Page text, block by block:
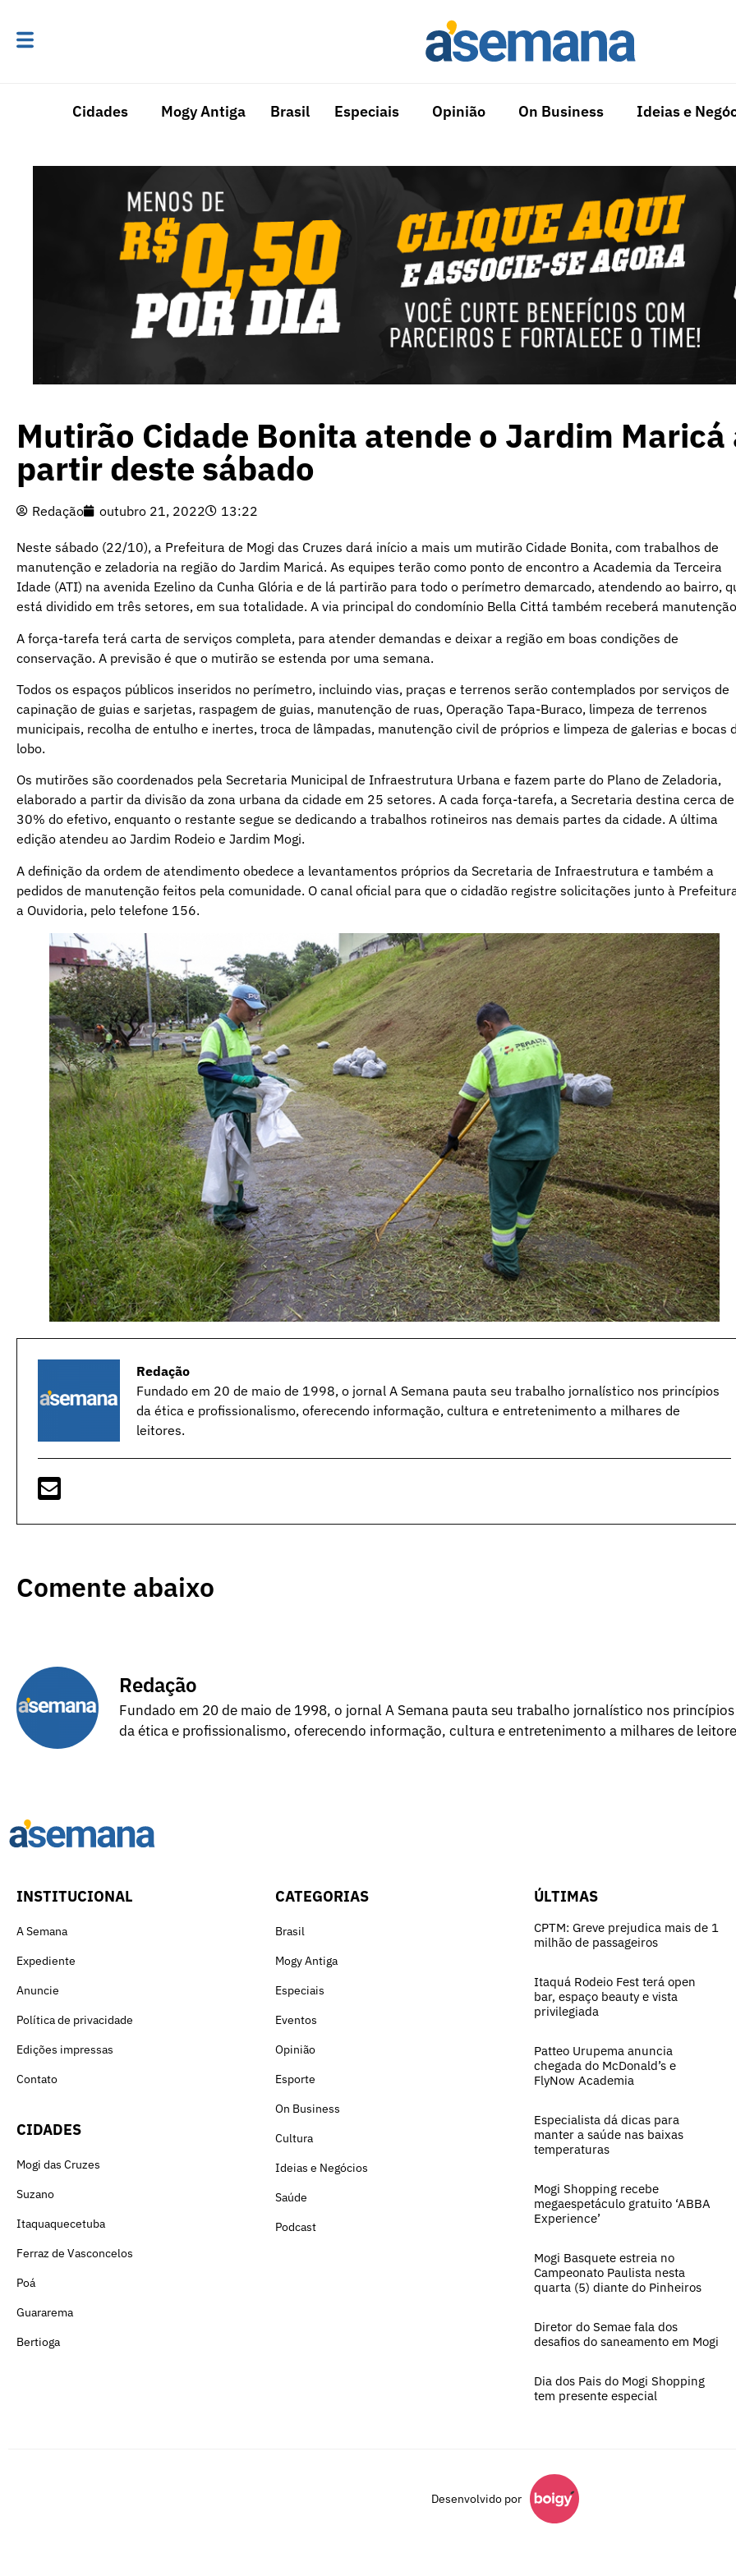
Cidades Mogy Antiga Brasil Especiais Opinião On Business Ideias e
Mutirão Cidade Bonita atende o Jardim Maricá
partir deste sábado
Redação outubro 21, 2022 13:22
Neste sábado (22/10), a Prefeitura de Mogi das Cruzes dará início a mais um mutirão Cidade Bonita, com trabalhos de
manutenção e zeladoria na região do Jardim Maricá. As equipes terão como ponto de encontro a Academia da Terceira
Idade (ATI) na avenida Ezelino da Cunha Glória e de lá partirão para todo o perímetro demarcado, atendendo ao bairro,
está dividido em três setores, em sua totalidade. A via principal do condomínio Bella Cittá também receberá
A força-tarefa terá carta de serviços completa, para atender demandas e deixar a região em boas condições de
conservação. A previsão é que o mutirão se estenda por uma semana.
Todos os espaços públicos inseridos no perímetro, incluindo vias, praças e terrenos serão contemplados por serviços de
capinação de guias e sarjetas, raspagem de guias, manutenção de ruas, Operação Tapa-Buraco, limpeza de terrenos
municipais, recolha de entulho e inertes, troca de lâmpadas, manutenção civil de próprios e limpeza de galerias e bocas
lobo.
Os mutirões são coordenados pela Secretaria Municipal de Infraestrutura Urbana e fazem parte do Plano de Zeladoria,
elaborado a partir da divisão da zona urbana da cidade em 25 setores. A cada força-tarefa, a Secretaria destina cerca de
30% do efetivo, enquanto o restante segue se dedicando a trabalhos rotineiros nas demais partes da cidade. A última
edição atendeu ao Jardim Rodeio e Jardim Mogi.
A definição da ordem de atendimento obedece a levantamentos próprios da Secretaria de Infraestrutura e também a
pedidos de manutenção feitos pela comunidade. O canal oficial para que o cidadão registre solicitações junto à
a Ouvidoria, pelo telefone 156.
Redação
Fundado em 20 de maio de 1998, o jornal A Semana pauta seu trabalho jornalístico nos princípios
da ética e profissionalismo, oferecendo informação, cultura e entretenimento a milhares de
leitores.
Comente abaixo
Redação
Fundado em 20 de maio de 1998, o jornal A Semana pauta seu trabalho jornalístico nos princípios
da ética e profissionalismo, oferecendo informação, cultura e entretenimento a milhares de
INSTITUCIONAL
A Semana
Expediente
Anuncie
Política de privacidade
Edições impressas
Contato
CIDADES
Mogi das Cruzes
Suzano
Itaquaquecetuba
Ferraz de Vasconcelos
Poá
Guararema
Bertioga
CATEGORIAS
Brasil
Mogy Antiga
Especiais
Eventos
Opinião
Esporte
On Business
Cultura
Ideias e Negócios
Saúde
Podcast
ÚLTIMAS
CPTM: Greve prejudica mais de 1
milhão de passageiros
Itaquá Rodeio Fest terá open
bar, espaço beauty e vista
privilegiada
Patteo Urupema anuncia
chegada do McDonald’s e
FlyNow Academia
Especialista dá dicas para
manter a saúde nas baixas
temperaturas
Mogi Shopping recebe
megaespetáculo gratuito ‘ABBA
Experience’
Mogi Basquete estreia no
Campeonato Paulista nesta
quarta (5) diante do Pinheiros
Diretor do Semae fala dos
desafios do saneamento em Mogi
Dia dos Pais do Mogi Shopping
tem presente especial
Desenvolvido por